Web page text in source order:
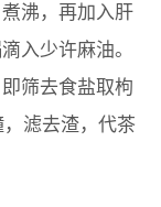
沸，再加入肝
入少许麻油。
筛去食盐取枸
滤去渣，代茶